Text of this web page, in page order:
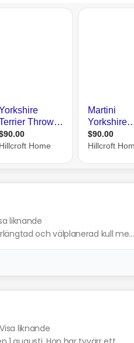
liknande
och välplanerad kull me...
Visa liknande